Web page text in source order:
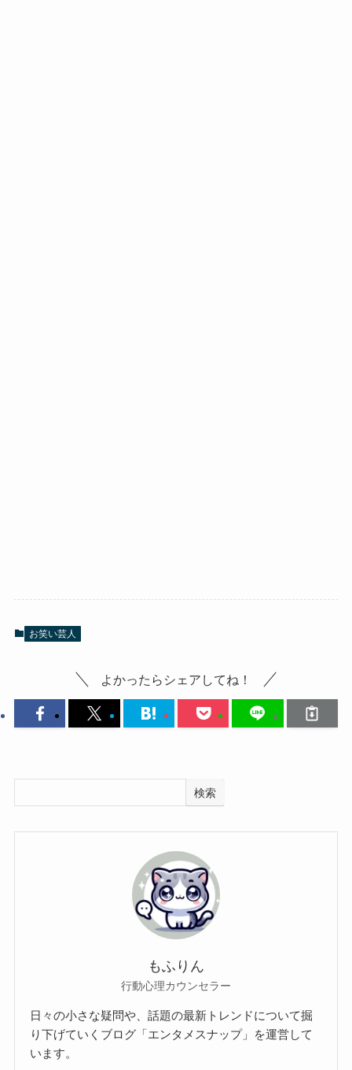
お笑い芸人
よかったらシェアしてね！
検索
もふりん
行動心理カウンセラー
日々の小さな疑問や、話題の最新トレンドについて掘
り下げていくブログ「エンタメスナップ」を運営して
います。